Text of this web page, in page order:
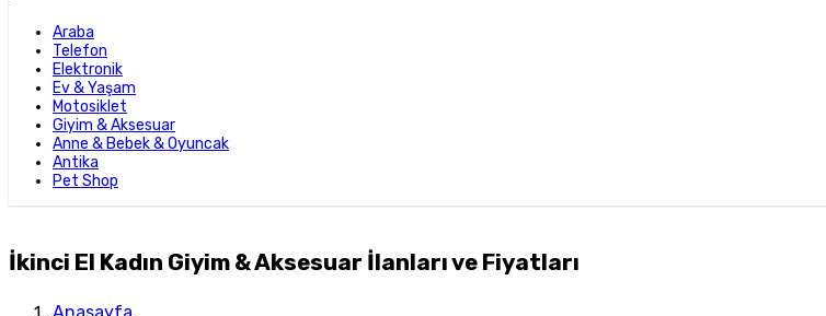
Araba
Telefon
Elektronik
Ev & Yaşam
Motosiklet
Giyim & Aksesuar
Anne & Bebek & Oyuncak
Antika
Pet Shop
İkinci El Kadın Giyim & Aksesuar İlanları ve Fiyatları